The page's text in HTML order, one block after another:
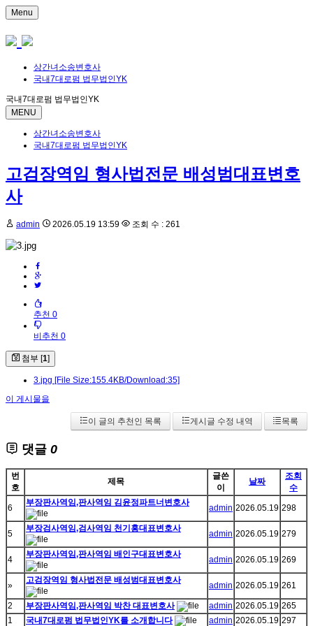
Menu
상간녀소송변호사
국내7대로펌 법무법인YK
국내7대로펌 법무법인YK
MENU
상간녀소송변호사
국내7대로펌 법무법인YK
고검장역임 형사법전문 배성범대표변호
사
admin 2026.05.19 13:59 조회 수 : 261
추천 0
비추천 0
첨부 [1]
3.jpg [File Size:155.4KB/Download:35]
이 게시물을
이 글의 추천인 목록 게시글 수정 내역 목록
댓글 0
번
호
제목
글쓴
이
날짜
조회
수
6
부장판사역임,판사역임 김윤정파트너변호사
admin 2026.05.19 298
5
부장검사역임,검사역임 천기홍대표변호사
admin 2026.05.19 279
4
부장판사역임,판사역임 배인구대표변호사
admin 2026.05.19 269
»
고검장역임 형사법전문 배성범대표변호사
admin 2026.05.19 261
2 부장판사역임,판사역임 박찬 대표변호사 admin 2026.05.19 265
1
국내7대로펌 법무법인YK를 소개합니다 admin 2026.05.19 297